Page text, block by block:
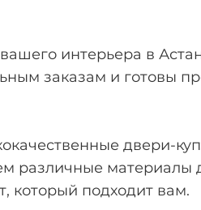
интерьера в
заказам и готовы
двери-
материалы
который подходит вам.